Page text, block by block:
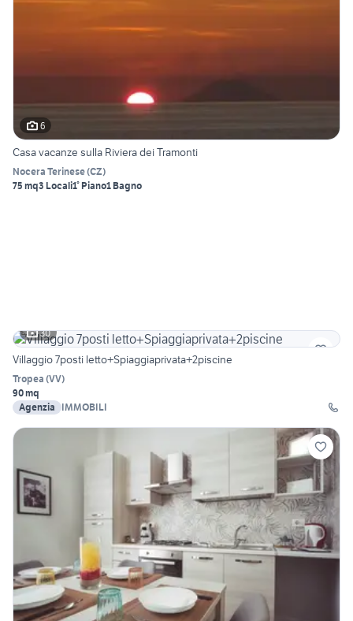
6
Casa vacanze sulla Riviera dei Tramonti
Nocera Terinese(CZ)
75 mq3 Locali1° Piano1 Bagno
30
Villaggio 7posti letto+Spiaggiaprivata+2piscine
Tropea (VV)
90 mq
Agenzia
IMMOBILI